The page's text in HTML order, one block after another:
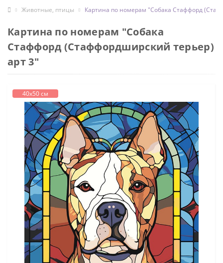
Животные, птицы Картина по номерам "Собака Стаффорд
Картина по номерам "Собака
Стаффорд (Стаффордширский терьер)
арт 3"
40х50 см